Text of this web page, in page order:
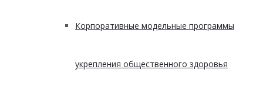
Корпоративные модельные программы
укрепления общественного здоровья